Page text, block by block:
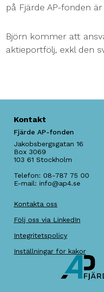
på Fjärde AP-fonden
Björn kommer att
aktieportfölj, exkl den
Kontakt
Fjärde AP-fonden
Jakobsbergsgatan 16
Box 3069
103 61 Stockholm
Telefon: 08-787 75 00
E-mail: info@ap4.se
Kontakta oss
Följ oss via LinkedIn
Integritetspolicy
Inställningar för kakor